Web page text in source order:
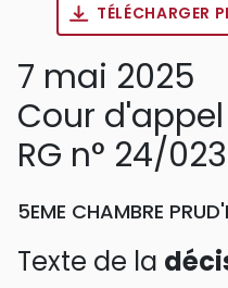
TÉLÉCHARGER
7 mai 2025
Cour
RG n° 24/
5EME CHAMBRE
Texte de la